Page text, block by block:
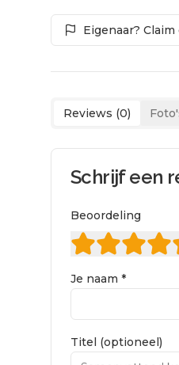
Eigenaar?
Reviews (0)
Schrijf een
Beoordeling
Je naam *
Titel (optioneel)